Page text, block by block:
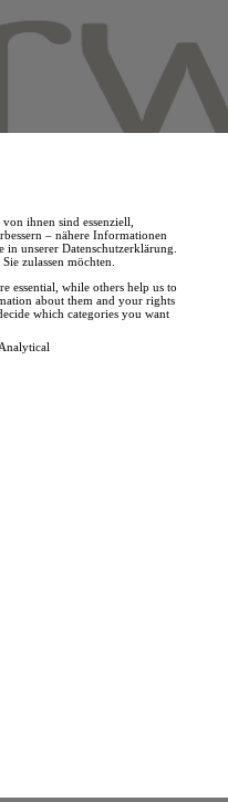
ihnen sind essenziell,
– nähere Informationen
unserer Datenschutzerklärung.
zulassen möchten.
essential, while others help us to
about them and your rights
which categories you want